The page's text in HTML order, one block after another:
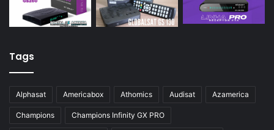
Tags
Alphasat Americabox Athomics Audisat Azamerica
Champions Champions Infinity GX PRO